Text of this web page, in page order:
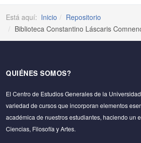
Está aquí: Inicio
Repositorio
Biblioteca Constantino Láscaris
QUIÉNES SOMOS?
El Centro de Estudios Generales de la
variedad de cursos que incorporan elementos
académica de nuestros estudiantes, haciendo un
Ciencias, Filosofía y Artes.